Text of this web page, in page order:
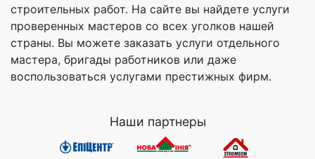
строительных работ. На сайте вы найдете услуги
проверенных мастеров со всех уголков нашей
страны. Вы можете заказать услуги отдельного
мастера, бригады работников или даже
воспользоваться услугами престижных фирм.
Наши партнеры